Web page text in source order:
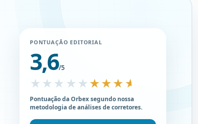
PONTUAÇÃO EDITORIAL
3,6/5
★★★★★ ★★★★★
Pontuação da Orbex segundo nossa
metodologia de análises de corretores.